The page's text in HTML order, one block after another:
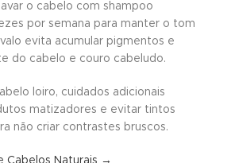
o cabelo com shampoo
por semana para manter o tom
evita acumular pigmentos e
do cabelo e couro cabeludo.
loiro, cuidados adicionais
matizadores e evitar tintos
não criar contrastes bruscos.
Cabelos Naturais →